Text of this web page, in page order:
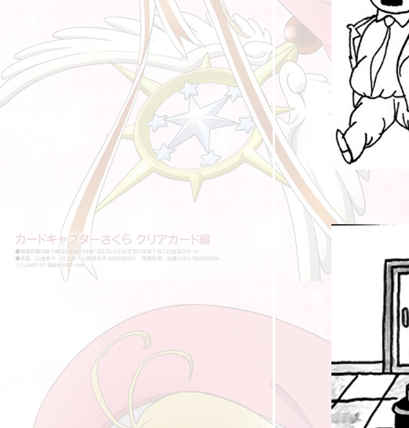
คำพูดเรียกกำลังใจในการ์ตูน III
ช่องโหว่เนื้อเรื่องใน Yu Gi Oh ภาคแรก (ยูกิแม่ง
กง II)
ฟูมิ เฮาสุ กลับมาแล้ว แต่......
อปดูการ์ตูน และสำนักพิมพ์
[รีวิวสั้น] การ์ตูนที่ได้ดูในช่วงระหว่างปี 2022
ฟูมิ เฮาสุ จนกว่าจะได้พบกันอีกครั้ง
[รีวิวสั้น] การ์ตูนที่ได้ดูในช่วงระหว่างปี 2022
[รีวิวสั้น] การ์ตูนที่ได้ดูในช่วงระหว่างปี 2022
[รีวิวสั้น] การ์ตูนที่ได้ดูในช่วงระหว่างปี 2022
(1)
รวมหนังสือการ์ตูนที่ดองไว้ยังไม่ได้อ่าน ปี 2022
ช่องโหว่เนื้อเรื่องใน Yu Gi Oh ภาคแรก (ยูกิแม่ง
คุณแม่ในการ์ตูน VI
Akebi's Sailor Uniform ชุดกะลาสีของอาเคบิจัง
สาวใช้ในการ์ตูน 3